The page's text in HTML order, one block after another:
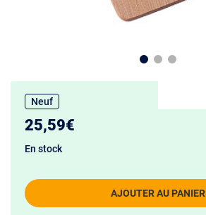
Neuf
25,59€
AJOUTER AU PANIER
En stock